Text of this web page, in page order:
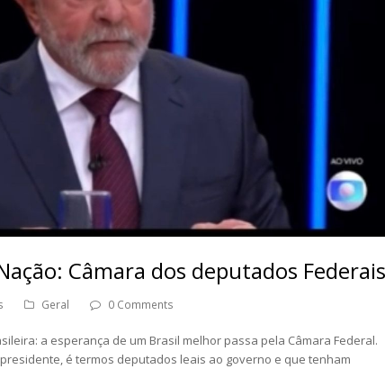
Câmara dos deputados Federais
Geral 0 Comments
a esperança de um Brasil melhor passa pela Câmara Federal.
é termos deputados leais ao governo e que tenham